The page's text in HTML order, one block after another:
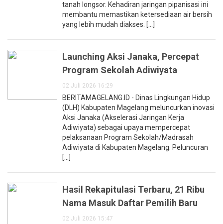
tanah longsor. Kehadiran jaringan pipanisasi ini
membantu memastikan ketersediaan air bersih
yang lebih mudah diakses. [...]
Launching Aksi Janaka, Percepat
Program Sekolah Adiwiyata
02 Juli 2026 16:29
BERITAMAGELANG.ID - Dinas Lingkungan Hidup
(DLH) Kabupaten Magelang meluncurkan inovasi
Aksi Janaka (Akselerasi Jaringan Kerja
Adiwiyata) sebagai upaya mempercepat
pelaksanaan Program Sekolah/Madrasah
Adiwiyata di Kabupaten Magelang. Peluncuran
[...]
Hasil Rekapitulasi Terbaru, 21 Ribu
Nama Masuk Daftar Pemilih Baru
02 Juli 2026 15:47